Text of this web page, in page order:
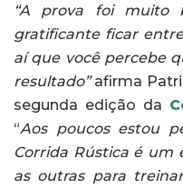
“A prova foi muito
gratificante ficar
aí que você percebe
resultado”afirma
segunda edição da
“Aos poucos estou
Corrida Rústica é um
as outras para